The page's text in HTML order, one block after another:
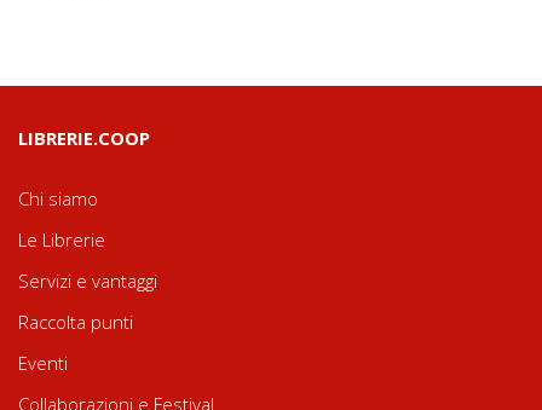
LIBRERIE.COOP
Chi siamo
Le Librerie
Servizi e vantaggi
Raccolta punti
Eventi
Collaborazioni e Festival